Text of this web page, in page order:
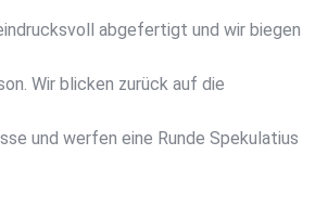
abgefertigt und wir biegen
Wir blicken zurück auf die
und werfen eine Runde Spekulatius